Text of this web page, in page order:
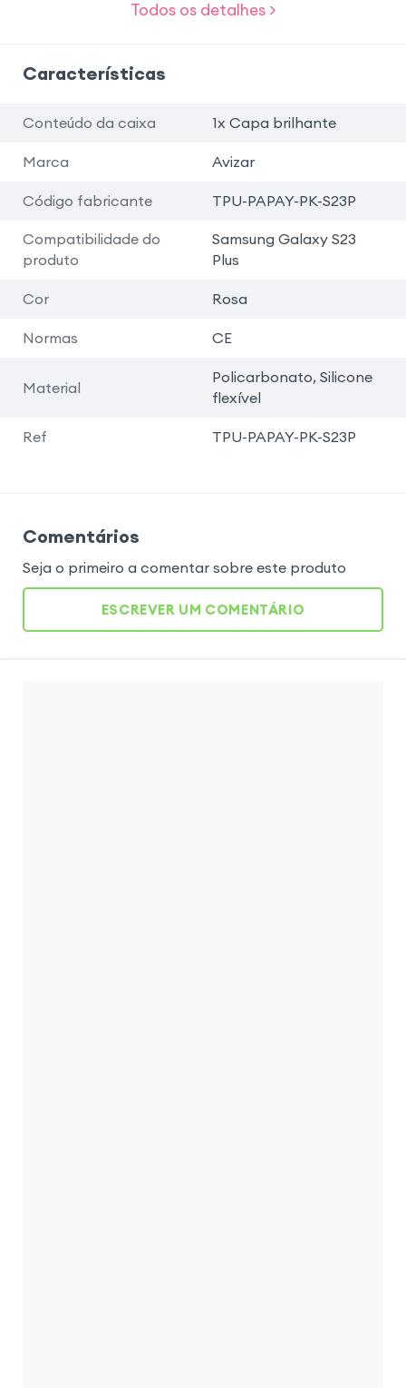
Todos os detalhes >
Características
Conteúdo da caixa 1x Capa brilhante
Marca Avizar
Código fabricante TPU-PAPAY-PK-S23P
Compatibilidade do
produto
Samsung Galaxy S23
Plus
Cor Rosa
Normas CE
Material
Policarbonato, Silicone
flexível
Ref TPU-PAPAY-PK-S23P
Comentários
Seja o primeiro a comentar sobre este produto
ESCREVER UM COMENTÁRIO